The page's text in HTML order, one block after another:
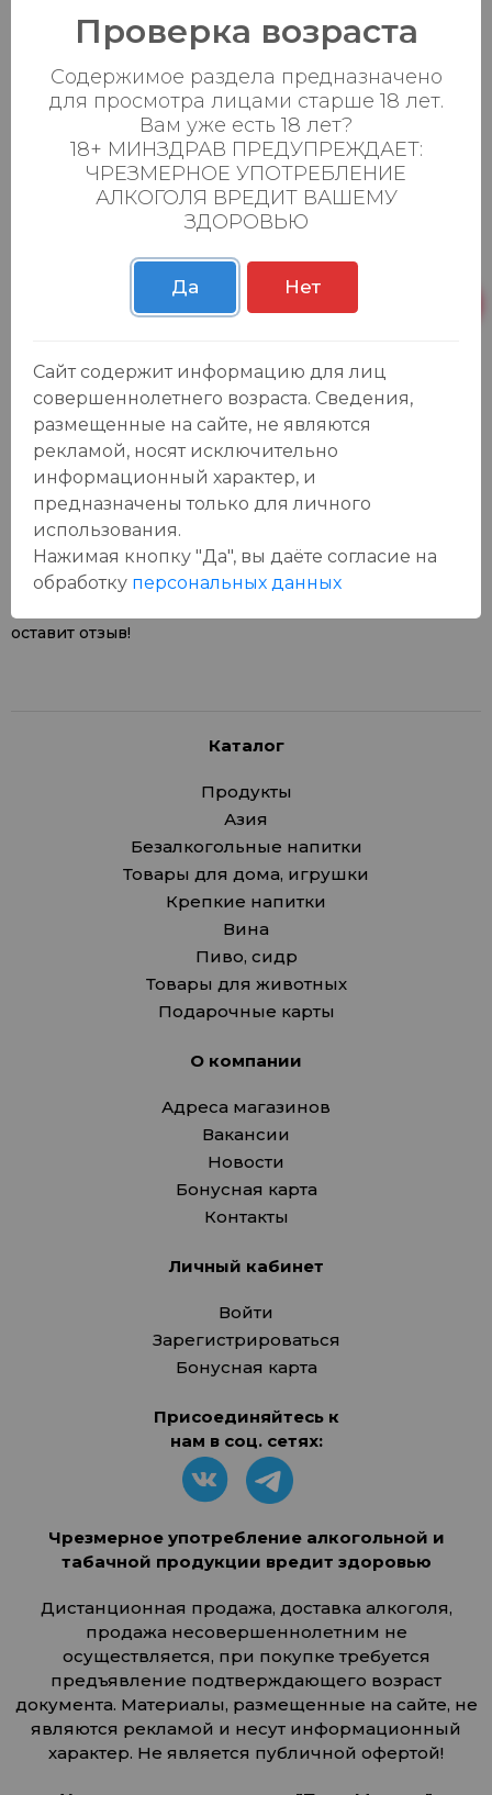
Ваш город:
Батыршина 20Б
Пн-Вс с 08:00 до
23:00
4 шт.
Магистральная 22д
Пн-Вс с 08:00 до
23:00
3 шт.
Осиновская 2В,
Пн-Вс с 09:00 до
23:00
Пн-Вс с 09:00 до
Отзывы:
Оставить отзыв
У данного товара еще нет отзывов, будьте первым, кто
оставит отзыв!
Каталог
Продукты
Азия
Безалкогольные напитки
Товары для дома, игрушки
Крепкие напитки
Вина
Пиво, сидр
Товары для животных
Подарочные карты
О компании
Адреса магазинов
Вакансии
Новости
Бонусная карта
Контакты
Личный кабинет
Войти
Зарегистрироваться
Бонусная карта
Присоединяйтесь к
нам в соц. сетях:
Чрезмерное употребление алкогольной и
табачной продукции вредит здоровью
Дистанционная продажа, доставка алкоголя,
продажа несовершеннолетним не
осуществляется, при покупке требуется
предъявление подтверждающего возраст
документа. Материалы, размещенные на сайте, не
являются рекламой и несут информационный
характер. Не является публичной офертой!
Проверка возраста
Содержимое раздела предназначено
для просмотра лицами старше 18 лет.
Вам уже есть 18 лет?
18+ МИНЗДРАВ ПРЕДУПРЕЖДАЕТ:
ЧРЕЗМЕРНОЕ УПОТРЕБЛЕНИЕ
АЛКОГОЛЯ ВРЕДИТ ВАШЕМУ
ЗДОРОВЬЮ
Да Нет
Сайт содержит информацию для лиц
совершеннолетнего возраста. Сведения,
размещенные на сайте, не являются
рекламой, носят исключительно
информационный характер, и
предназначены только для личного
использования.
Нажимая кнопку "Да", вы даёте cогласие на
обработку персональных данных